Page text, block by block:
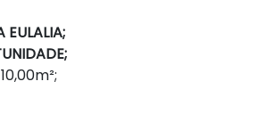
EULALIA;